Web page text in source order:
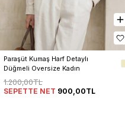
Paraşüt Kumaş Harf Detaylı
Düğmeli Oversize Kadın
Gömlek
1.200,00TL
SEPETTE NET 900,00TL